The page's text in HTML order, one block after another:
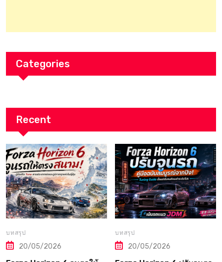
Categories
Recent
บทสรุป
20/05/2026
บทสรุป
20/05/2026